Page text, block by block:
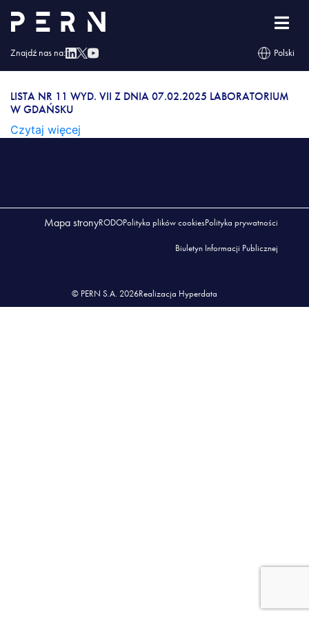
Znajdź nas na: Polski
Lista nr 11 wyd. VII z dnia 07.02.2025 Laboratorium
w Gdańsku
LISTA NR 11 WYD. VII Z DNIA 07.02.2025
LABORATORIUM W GDAŃSKU
LISTA NR 11 WYD. VII Z DNIA 07.02.2025 LABORATORIUM
W GDAŃSKU
Czytaj więcej
Mapa stronyRODOPolityka plików cookiesPolityka prywatności
Biuletyn Informacji Publicznej
© PERN S.A. 2026Realizacja Hyperdata